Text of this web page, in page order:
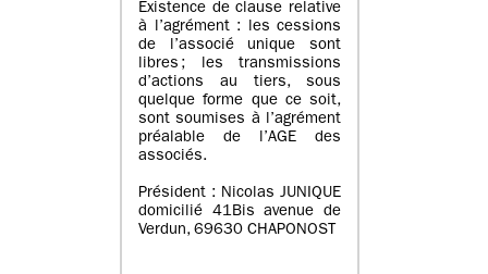
Existence de clause relative
à l’agrément : les cessions
de l’associé unique sont
libres ; les transmissions
d’actions au tiers, sous
quelque forme que ce soit,
sont soumises à l’agrément
préalable de l’AGE des
associés.
Président : Nicolas JUNIQUE
domicilié 41Bis avenue de
Verdun, 69630 CHAPONOST